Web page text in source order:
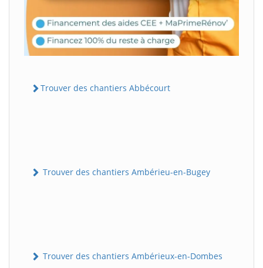
Trouver des chantiers Abbécourt
Trouver des chantiers Ambérieu-en-Bugey
Trouver des chantiers Ambérieux-en-Dombes